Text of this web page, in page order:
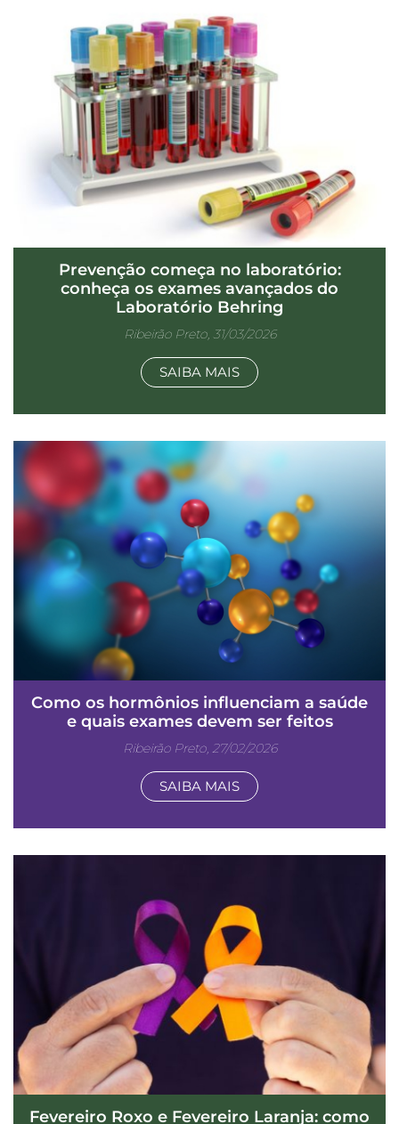
Prevenção começa no laboratório:
conheça os exames avançados do
Laboratório Behring
Ribeirão Preto, 31/03/2026
SAIBA MAIS
Como os hormônios influenciam a saúde
e quais exames devem ser feitos
Ribeirão Preto, 27/02/2026
SAIBA MAIS
Fevereiro Roxo e Fevereiro Laranja: como